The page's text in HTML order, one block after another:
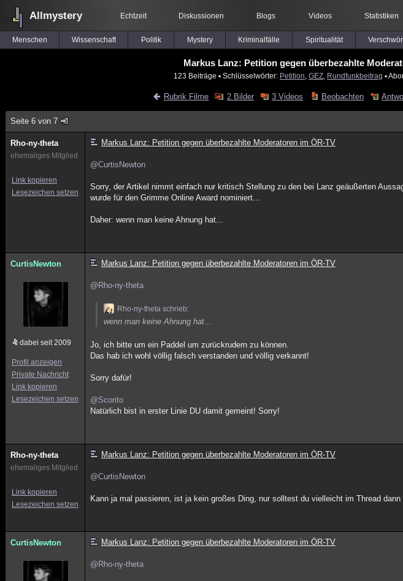
Allmystery Echtzeit Diskussionen Blogs Videos Statistiken
Menschen Wissenschaft Politik Mystery Kriminalfälle Spiritualität
Markus Lanz: Petition gegen überbezahlte
123 Beiträge ▪ Schlüsselwörter: Petition GEZ Rundfunkbeitrag ▪
Rubrik Filme 2 Bilder 3 Videos Beobachten
Seite 6 von 7
Rho-ny-theta
ehemaliges Mitglied
Link kopieren
Lesezeichen setzen
Markus Lanz: Petition gegen überbezahlte Moderatoren im ÖR-TV
@CurtisNewton
Sorry, der Artikel nimmt einfach nur kritisch Stellung zu den bei Lanz geäußerten
wurde für den Grimme Online Award nominiert...
Daher: wenn man keine Ahnung hat...
CurtisNewton
dabei seit 2009
Profil anzeigen
Private Nachricht
Link kopieren
Lesezeichen setzen
Markus Lanz: Petition gegen überbezahlte Moderatoren im ÖR-TV
@Rho-ny-theta
Rho-ny-theta schrieb:
wenn man keine Ahnung hat...
Jo, ich bitte um ein Paddel um zurückrudern zu können.
Das hab ich wohl völlig falsch verstanden und völlig verkannt!
Sorry dafür!
@Scorito
Natürlich bist in erster Linie DU damit gemeint! Sorry!
Rho-ny-theta
ehemaliges Mitglied
Link kopieren
Lesezeichen setzen
Markus Lanz: Petition gegen überbezahlte Moderatoren im ÖR-TV
@CurtisNewton
Kann ja mal passieren, ist ja kein großes Ding, nur solltest du vielleicht im Thread
CurtisNewton Markus Lanz: Petition gegen überbezahlte Moderatoren im ÖR-TV
@Rho-ny-theta